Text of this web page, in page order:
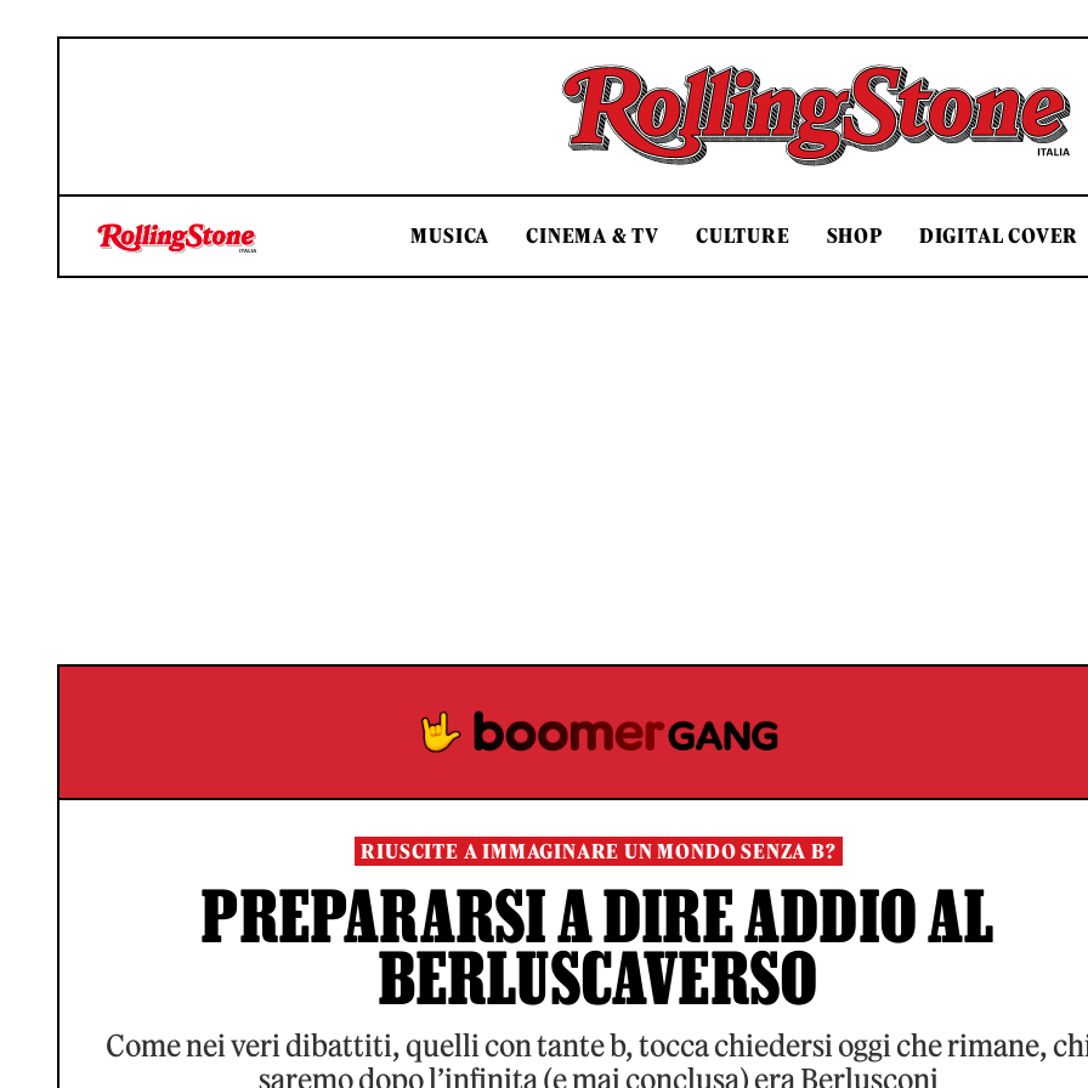
Rolling Stone Italia
MUSICA CINEMA & TV CULTURE SHOP DIGITAL COVER
RIUSCITE A IMMAGINARE UN MONDO SENZA B?
PREPARARSI A DIRE ADDIO AL
BERLUSCAVERSO
Come nei veri dibattiti, quelli con tante b, tocca chiedersi oggi che rimane,
saremo dopo l’infinita (e mai conclusa) era Berlusconi